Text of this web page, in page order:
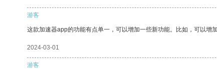
游客
这款加速器app的功能有点单一，可以增加一些新功能。比如，可以增
2024-03-01
游客